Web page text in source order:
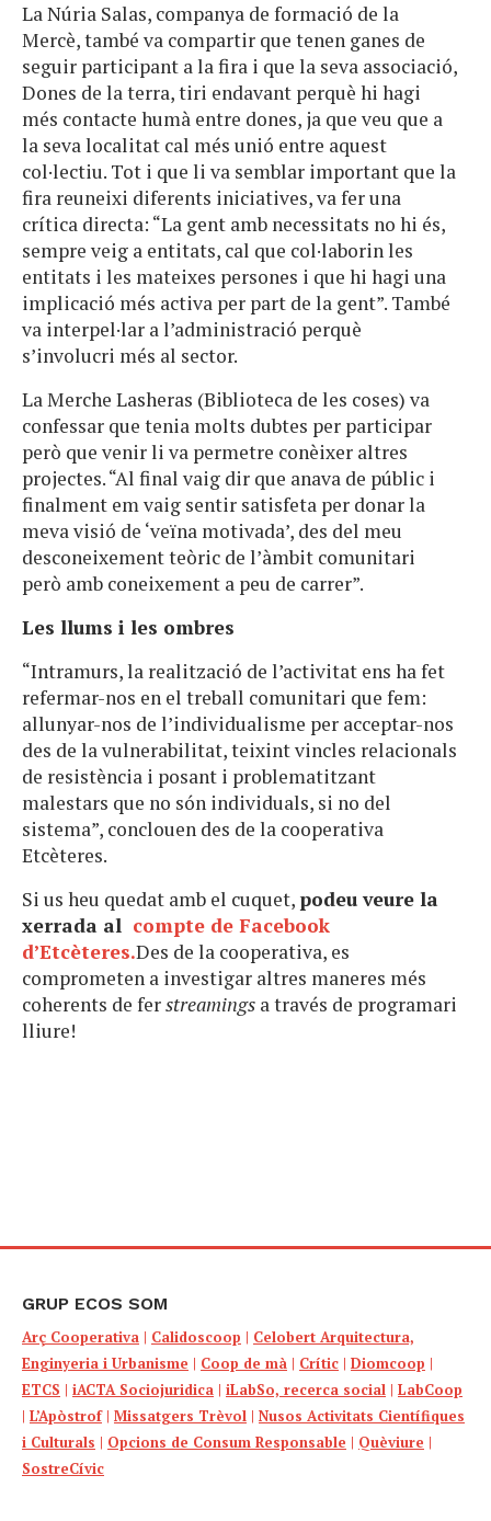
La Núria Salas, companya de formació de la
Mercè, també va compartir que tenen ganes de
seguir participant a la fira i que la seva associació,
Dones de la terra, tiri endavant perquè hi hagi
més contacte humà entre dones, ja que veu que a
la seva localitat cal més unió entre aquest
col·lectiu. Tot i que li va semblar important que la
fira reuneixi diferents iniciatives, va fer una
crítica directa: “La gent amb necessitats no hi és,
sempre veig a entitats, cal que col·laborin les
entitats i les mateixes persones i que hi hagi una
implicació més activa per part de la gent”. També
va interpel·lar a l’administració perquè
s’involucri més al sector.
La Merche Lasheras (Biblioteca de les coses) va
confessar que tenia molts dubtes per participar
però que venir li va permetre conèixer altres
projectes. “Al final vaig dir que anava de públic i
finalment em vaig sentir satisfeta per donar la
meva visió de ‘veïna motivada’, des del meu
desconeixement teòric de l’àmbit comunitari
però amb coneixement a peu de carrer”.
Les llums i les ombres
“Intramurs, la realització de l’activitat ens ha fet
refermar-nos en el treball comunitari que fem:
allunyar-nos de l’individualisme per acceptar-nos
des de la vulnerabilitat, teixint vincles relacionals
de resistència i posant i problematitzant
malestars que no són individuals, si no del
sistema”, conclouen des de la cooperativa
Etcèteres.
Si us heu quedat amb el cuquet, podeu veure la
xerrada al compte de Facebook
d’Etcèteres.Des de la cooperativa, es
comprometen a investigar altres maneres més
coherents de ferstreamings a través de programari
lliure!
GRUP ECOS SOM
Arç Cooperativa | Calidoscoop | Celobert Arquitectura,
Enginyeria i Urbanisme | Coop de mà | Crític | Diomcoop |
ETCS | iACTA Sociojuridica | iLabSo, recerca social | LabCoop
| L’Apòstrof| Missatgers Trèvol | Nusos Activitats Científiques
i Culturals | Opcions de Consum Responsable | Quèviure |
SostreCívic